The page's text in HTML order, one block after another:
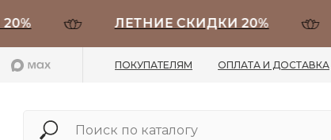
ЛЕТНИЕ СКИДКИ 20%
ПОКУПАТЕЛЯМ ОПЛАТА И ДОСТАВКА